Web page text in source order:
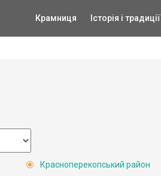
Крамниця Історія і традиції
Красноперекопський район